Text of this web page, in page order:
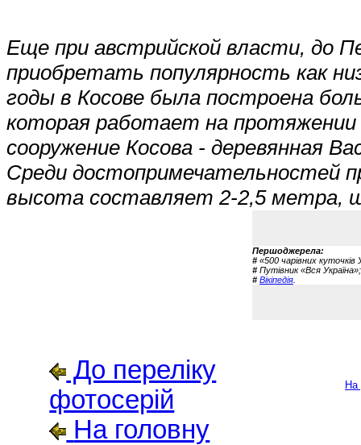
Еще при австрийской власти, до
приобретать популярность как
годы в Косове была построена
которая работает на протяжении
сооружение Косова - деревянная
Среди достопримечательностей
высота составляет 2-2,5 метра,
Першоджерела:
# «500 чарівних
# Путівник «Вся
# Вікіпедія
До переліку
фотосерій
На
На головну